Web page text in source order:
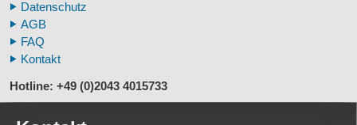
Tierhörner
Datenschutz
AGB
FAQ
Kontakt
Hotline: +49 (0)2043 4015733